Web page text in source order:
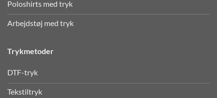
Poloshirts med tryk
Arbejdstøj med tryk
Trykmetoder
DTF-tryk
Tekstiltryk